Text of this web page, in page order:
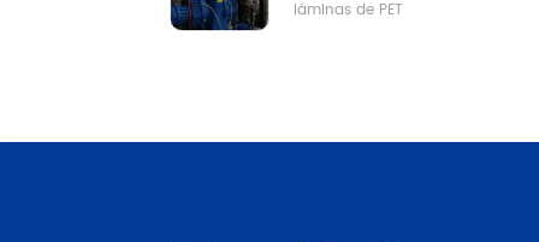
Amortiguadora
de PET con en
láminas de PET